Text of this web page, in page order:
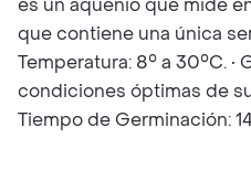
es un aquenio que mide
que contiene una única
Temperatura: 8° a 30°C. •
condiciones óptimas de
Tiempo de Germinación: